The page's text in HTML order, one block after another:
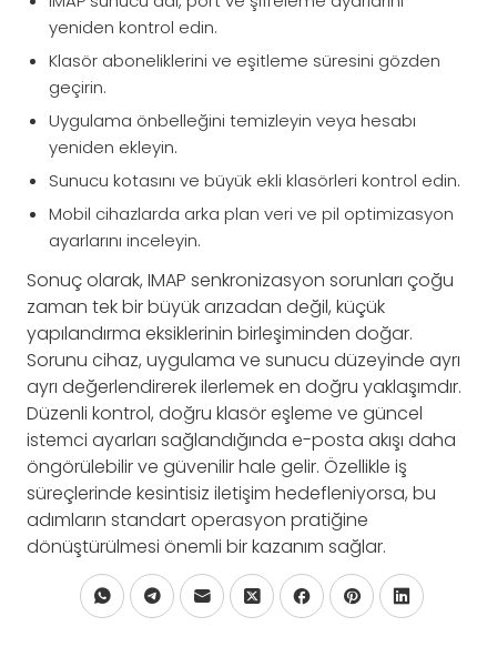
yeniden kontrol edin.
Klasör aboneliklerini ve eşitleme süresini gözden
geçirin.
Uygulama önbelleğini temizleyin veya hesabı
yeniden ekleyin.
Sunucu kotasını ve büyük ekli klasörleri kontrol edin.
Mobil cihazlarda arka plan veri ve pil optimizasyon
ayarlarını inceleyin.
Sonuç olarak, IMAP senkronizasyon sorunları çoğu
zaman tek bir büyük arızadan değil, küçük
yapılandırma eksiklerinin birleşiminden doğar.
Sorunu cihaz, uygulama ve sunucu düzeyinde ayrı
ayrı değerlendirerek ilerlemek en doğru yaklaşımdır.
Düzenli kontrol, doğru klasör eşleme ve güncel
istemci ayarları sağlandığında e-posta akışı daha
öngörülebilir ve güvenilir hale gelir. Özellikle iş
süreçlerinde kesintisiz iletişim hedefleniyorsa, bu
adımların standart operasyon pratiğine
dönüştürülmesi önemli bir kazanım sağlar.